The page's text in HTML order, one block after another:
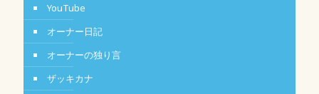
YouTube
オーナー日記
オーナーの独り言
ザッキカナ